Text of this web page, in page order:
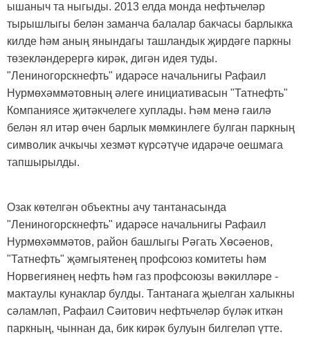
ышаныч та ныгыды. 2013 елда монда нефтьчеләр
тырышлыгы белән заманча балалар бакчасы барлыкка
килде һәм аның янындагы ташландык җирдәге паркны
төзекләндерергә кирәк, дигән идея туды.
"Лениногорскнефть" идарәсе начальнигы Рафаил
Нурмөхәммәтовның әлеге инициативасын "Татнефть"
Компаниясе җитәкчелеге хуплады. Һәм менә гаилә
белән ял итәр өчен барлык мөмкинлеге булган паркның
символик ачкычы хезмәт күрсәтүче идарәче оешмага
тапшырылды.
Озак көтелгән объектны ачу тантанасында
"Лениногорскнефть" идарәсе начальнигы Рафаил
Нурмөхәммәтов, район башлыгы Рәгать Хөсәенов,
"Татнефть" җәмгыятенең профсоюз комитеты һәм
Норвегиянең нефть һәм газ профсоюзы вәкилләре -
мактаулы кунаклар булды. Тантанага җыелган халыкны
сәламләп, Рафаил Сәитович нефтьчеләр бүләк иткән
паркның, чыннан да, бик кирәк булуын билгеләп үтте.